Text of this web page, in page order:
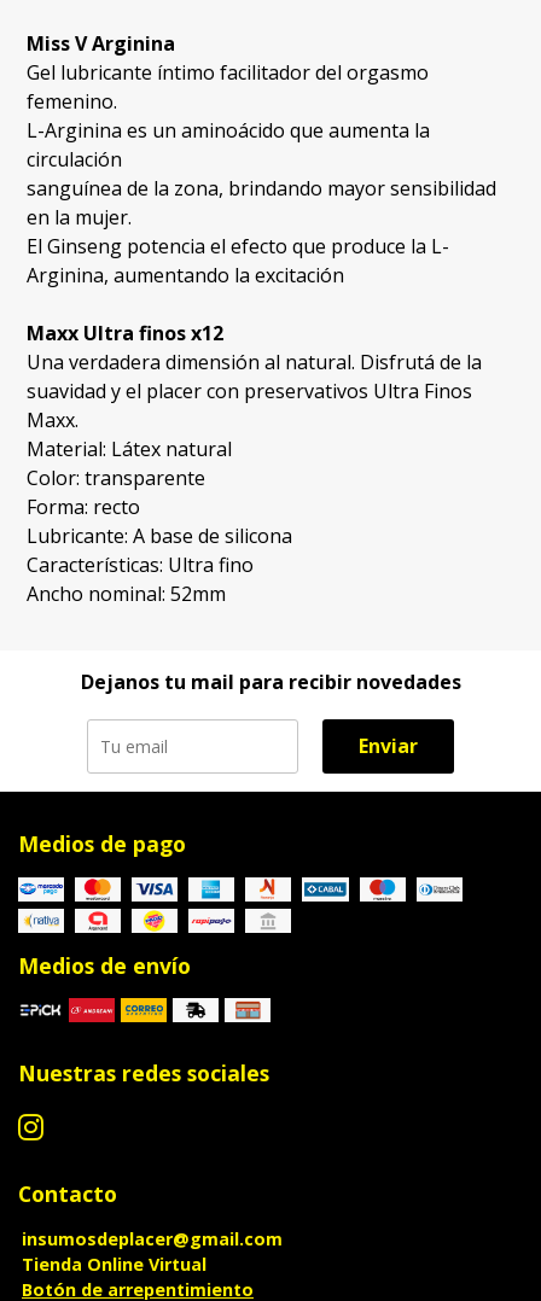
Miss V Arginina
Gel lubricante íntimo facilitador del orgasmo
femenino.
L-Arginina es un aminoácido que aumenta la
circulación
sanguínea de la zona, brindando mayor sensibilidad
en la mujer.
El Ginseng potencia el efecto que produce la L-
Arginina, aumentando la excitación
Maxx Ultra finos x12
Una verdadera dimensión al natural. Disfrutá de la
suavidad y el placer con preservativos Ultra Finos
Maxx.
Material: Látex natural
Color: transparente
Forma: recto
Lubricante: A base de silicona
Características: Ultra fino
Ancho nominal: 52mm
Dejanos tu mail para recibir novedades
Enviar
Medios de pago
Medios de envío
Nuestras redes sociales
Contacto
insumosdeplacer@gmail.com
Tienda Online Virtual
Botón de arrepentimiento